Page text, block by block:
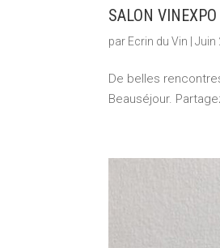
SALON
par Ecrin du Vin |Juin
De belles
Beauséjour.